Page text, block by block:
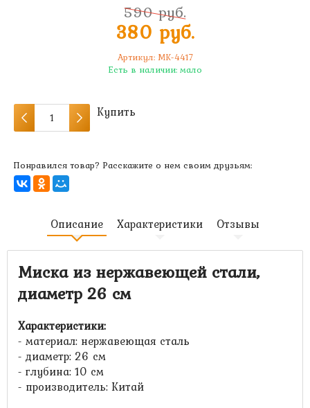
590 руб.
380 руб.
Артикул: MK-4417
Есть в наличии: мало
Купить
Понравился товар? Расскажите о нем своим друзьям:
Описание Характеристики Отзывы
Миска из нержавеющей стали,
диаметр 26 см
Характеристики:
- материал: нержавеющая сталь
- диаметр: 26 см
- глубина: 10 см
- производитель: Китай